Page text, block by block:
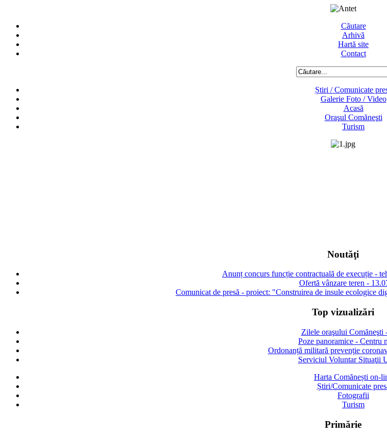
Căutare
Arhivă
Hartă site
Contact
Știri / Comunicate
Galerie Foto / Video
Acasă
Oraşul Comăneşti
Turism
Noutăţi
Anunț concurs funcție contractuală de execuție -
Ofertă vânzare teren -
Comunicat de presă - proiect: "Construirea de insule ecologice
Top vizualizări
Zilele oraşului Comăneşti
Poze panoramice - Centru
Ordonanță militară prevenție
Serviciul Voluntar Situaţii
Harta Comănești on-
Știri/Comunicate
Fotografii
Turism
Primărie